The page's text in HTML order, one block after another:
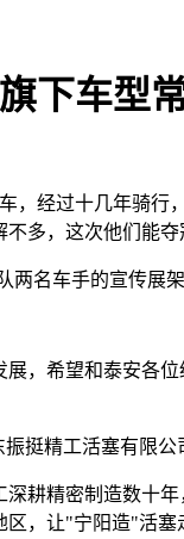
下车型
，经过十几年骑
多，这次他们能
两名车手的宣传
，希望和泰安各
挺精工活塞有限
耕精密制造数十
，让"宁阳造"活